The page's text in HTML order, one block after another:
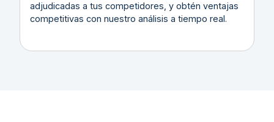
adjudicadas a tus competidores, y obtén ventajas
competitivas con nuestro análisis a tiempo real.